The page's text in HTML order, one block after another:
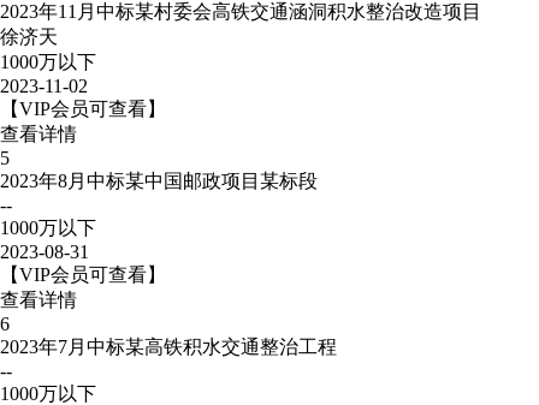
2023年11月中标某村委会高铁交通涵洞积水整治改造项目
徐济天
1000万以下
2023-11-02
【VIP会员可查看】
查看详情
5
2023年8月中标某中国邮政项目某标段
--
1000万以下
2023-08-31
【VIP会员可查看】
查看详情
6
2023年7月中标某高铁积水交通整治工程
--
1000万以下